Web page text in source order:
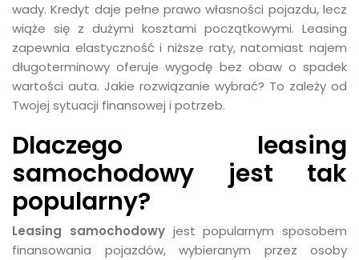
wady. Kredyt daje pełne prawo własności pojazdu, lecz
wiąże się z dużymi kosztami początkowymi. Leasing
zapewnia elastyczność i niższe raty, natomiast najem
długoterminowy oferuje wygodę bez obaw o spadek
wartości auta. Jakie rozwiązanie wybrać? To zależy od
Twojej sytuacji finansowej i potrzeb.
Dlaczego leasing
samochodowy jest tak
popularny?
Leasing samochodowyjest popularnym sposobem
finansowania pojazdów, wybieranym przez osoby